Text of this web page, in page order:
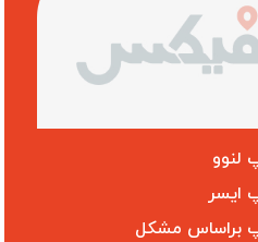
لنوو
ایسر
براساس مشکل